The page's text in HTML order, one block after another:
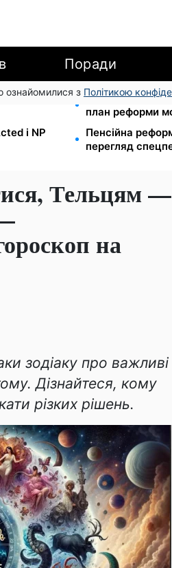
Поради
ознайомилися з Політикою
200+ тисяч у
план реформи
і NP
Пенсійна
перегляд
Тельцям —
на
зодіаку про важливі
Дізнайтеся, кому
різких рішень.